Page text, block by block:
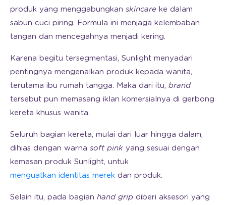
produk yang menggabungkan skincare ke dalam
sabun cuci piring. Formula ini menjaga kelembaban
tangan dan mencegahnya menjadi kering.
Karena begitu tersegmentasi, Sunlight menyadari
pentingnya mengenalkan produk kepada wanita,
terutama ibu rumah tangga. Maka dari itu, brand
tersebut pun memasang iklan komersialnya di gerbong
kereta khusus wanita.
Seluruh bagian kereta, mulai dari luar hingga dalam,
dihias dengan warna soft pink yang sesuai dengan
kemasan produk Sunlight, untuk
menguatkan identitas merek dan produk.
Selain itu, pada bagian hand grip diberi aksesori yang